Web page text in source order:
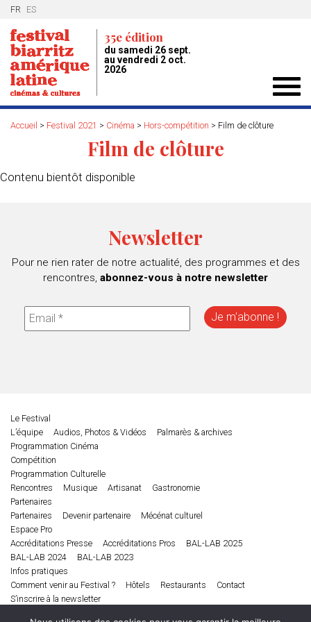
FR ES
35e édition
du samedi 26 sept.
au vendredi 2 oct.
2026
Accueil > Festival 2021 > Cinéma > Hors-compétition > Film de clôture
Film de clôture
Contenu bientôt disponible
Newsletter
Pour ne rien rater de notre actualité, des programmes et des
rencontres, abonnez-vous à notre newsletter
Le Festival
L’équipe
Audios, Photos & Vidéos
Palmarès & archives
Programmation Cinéma
Compétition
Programmation Culturelle
Rencontres
Musique Artisanat
Gastronomie
Partenaires
Partenaires
Devenir partenaire
Mécénat culturel
Espace Pro
Accréditations Presse
Accréditations Pros
BAL-LAB 2025
BAL-LAB 2024
BAL-LAB 2023
Infos pratiques
Comment venir au Festival ?
Hôtels Restaurants
Contact
S’inscrire à la newsletter